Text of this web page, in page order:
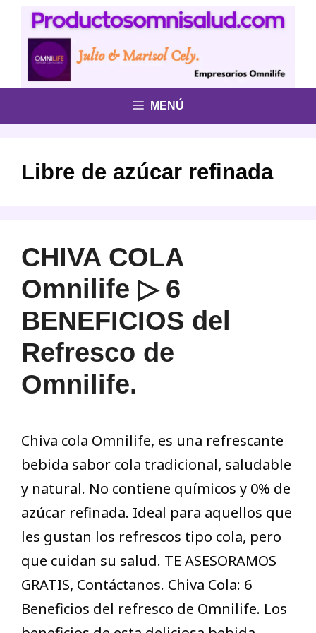
Saltar
contenido
MENÚ
Libre de azúcar refinada
CHIVA COLA
Omnilife ▷ 6
BENEFICIOS del
Refresco de
Omnilife.
Chiva cola Omnilife, es una refrescante
bebida sabor cola tradicional, saludable
y natural. No contiene químicos y 0% de
azúcar refinada. Ideal para aquellos que
les gustan los refrescos tipo cola, pero
que cuidan su salud. TE ASESORAMOS
GRATIS, Contáctanos. Chiva Cola: 6
Beneficios del refresco de Omnilife. Los